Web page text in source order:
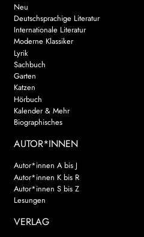
Search:
Neu
Deutschsprachige Literatur
Internationale Literatur
Moderne Klassiker
Lyrik
Sachbuch
Garten
Katzen
Hörbuch
Kalender & Mehr
Biographisches
AUTOR*INNEN
Autor*innen A bis J
Autor*innen K bis R
Autor*innen S bis Z
Lesungen
VERLAG